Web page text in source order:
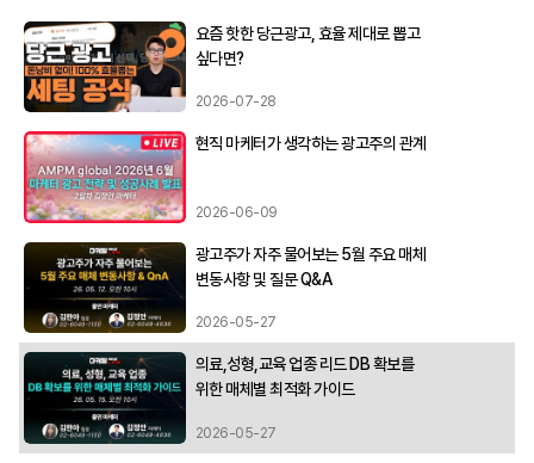
요즘 핫한 당근광고, 효율 제대로 뽑고
싶다면?
2026-07-28
현직 마케터가 생각하는 광고주의 관계
2026-06-09
광고주가 자주 물어보는 5월 주요 매체
변동사항 및 질문 Q&A
2026-05-27
의료,성형,교육 업종 리드 DB 확보를
위한 매체별 최적화 가이드
2026-05-27